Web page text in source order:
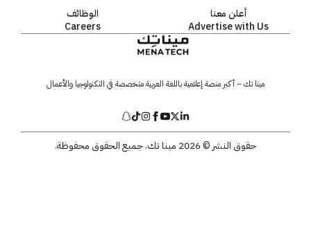
أعلن معنا
Advertise with Us
الوظائف
Careers
مينا تك – أكبر منصة إعلامية باللغة العربية متخصصة في التكنولوجيا والأعمال
حقوق النشر © 2026 مينا تك. جميع الحقوق محفوظة.